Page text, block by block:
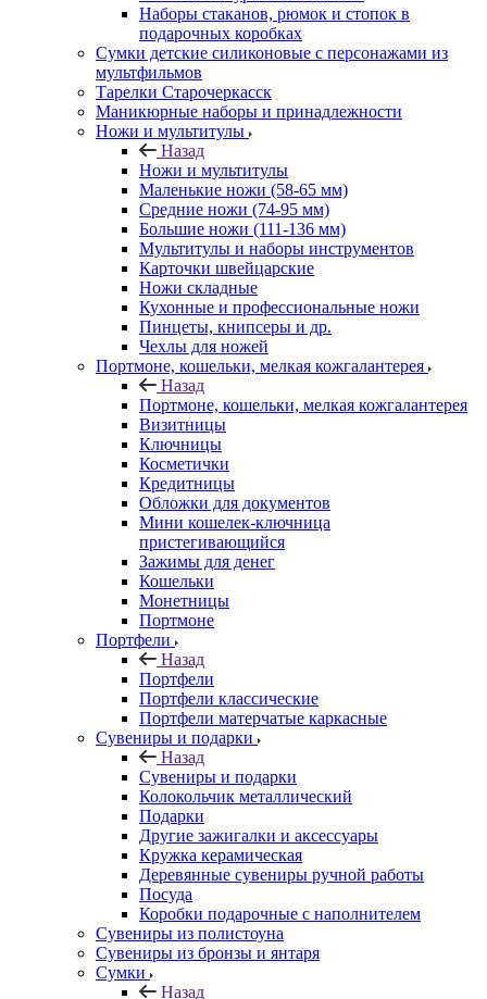
Наборы стаканов, рюмок и стопок в
подарочных коробках
Сумки детские силиконовые с персонажами из
мультфильмов
Тарелки Старочеркасск
Маникюрные наборы и принадлежности
Ножи и мультитулы
Назад
Ножи и мультитулы
Маленькие ножи (58-65 мм)
Средние ножи (74-95 мм)
Большие ножи (111-136 мм)
Мультитулы и наборы инструментов
Карточки швейцарские
Ножи складные
Кухонные и профессиональные ножи
Пинцеты, книпсеры и др.
Чехлы для ножей
Портмоне, кошельки, мелкая кожгалантерея
Назад
Портмоне, кошельки, мелкая кожгалантерея
Визитницы
Ключницы
Косметички
Кредитницы
Обложки для документов
Мини кошелек-ключница
пристегивающийся
Зажимы для денег
Кошельки
Монетницы
Портмоне
Портфели
Назад
Портфели
Портфели классические
Портфели матерчатые каркасные
Сувениры и подарки
Назад
Сувениры и подарки
Колокольчик металлический
Подарки
Другие зажигалки и аксессуары
Кружка керамическая
Деревянные сувениры ручной работы
Посуда
Коробки подарочные с наполнителем
Сувениры из полистоуна
Сувениры из бронзы и янтаря
Сумки
Назад